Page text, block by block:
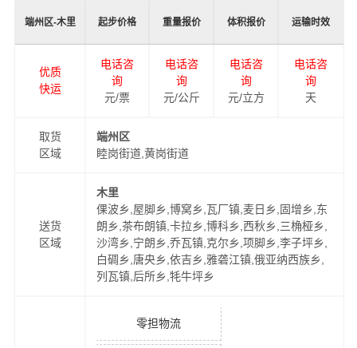
端州区-木里 起步价格 重量报价 体积报价 运输时效
优质
快运
电话咨
询
元/票
电话咨
询
元/公斤
电话咨
询
元/立方
电话咨
询
天
取货
区域
端州区
睦岗街道,黄岗街道
送货
区域
木里
倮波乡,屋脚乡,博窝乡,瓦厂镇,麦日乡,固增乡,东
朗乡,茶布朗镇,卡拉乡,博科乡,西秋乡,三桷桠乡,
沙湾乡,宁朗乡,乔瓦镇,克尔乡,项脚乡,李子坪乡,
白碉乡,唐央乡,依吉乡,雅砻江镇,俄亚纳西族乡,
列瓦镇,后所乡,牦牛坪乡
零担物流